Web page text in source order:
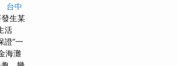
台中
生某
活
證”一
海灘